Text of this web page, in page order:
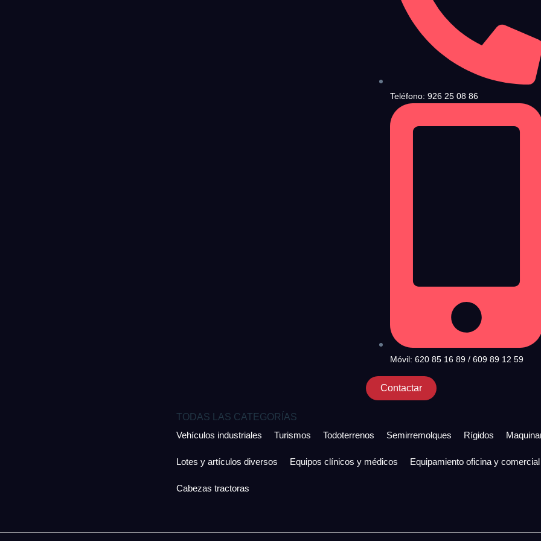
Teléfono: 926 25 08 86
Móvil: 620 85 16 89 / 609 89 12 59
Contactar
TODAS LAS CATEGORÍAS
Vehículos industriales
Turismos Todoterrenos Semirremolques Rígidos
Lotes y artículos diversos Equipos clínicos y médicos Equipamiento oficina y comercial
Cabezas tractoras
Política de Privacidad , y a continuación confirma que estás